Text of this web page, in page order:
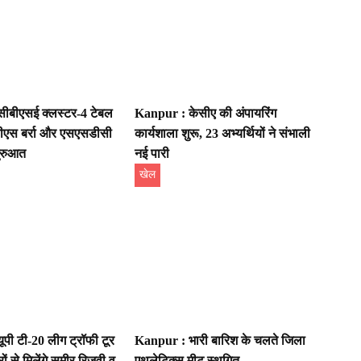
क्लस्टर-4 टेबल
बर्रा और एसएसडीसी
Kanpur : केसीए की अंपायरिंग
कार्यशाला शुरू, 23 अभ्यर्थियों ने संभाली
नई पारी
खेल
टी-20 लीग ट्रॉफी टूर
Kanpur : भारी बारिश के चलते जिला